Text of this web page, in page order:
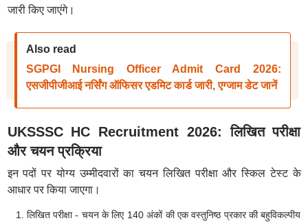
जारी किए जाएंगे।
Also read
SGPGI Nursing Officer Admit Card 2026:
एसजीपीजीआई नर्सिंग ऑफिसर एडमिट कार्ड जारी, एग्जाम डेट जानें
UKSSSC HC Recruitment 2026: लिखित परीक्षा
और चयन प्रक्रिया
इन पदों पर योग्य उम्मीदवारों का चयन लिखित परीक्षा और स्किल टेस्ट के
आधार पर किया जाएगा।
लिखित परीक्षा - चयन के लिए 140 अंकों की एक वस्तुनिष्ठ प्रकार की बहुविकल्पीय